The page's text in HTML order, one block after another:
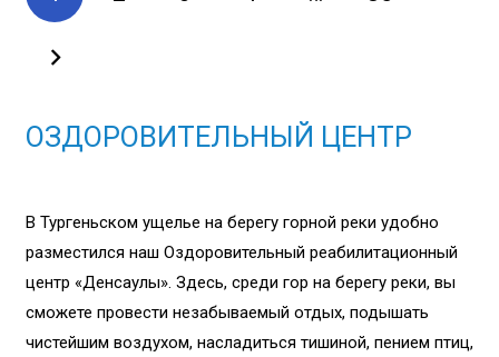
ОЗДОРОВИТЕЛЬНЫЙ ЦЕНТР
В Тургеньском ущелье на берегу горной реки удобно
разместился наш Оздоровительный реабилитационный
центр «Денсаулық». Здесь, среди гор на берегу реки, вы
сможете провести незабываемый отдых, подышать
чистейшим воздухом, насладиться тишиной, пением птиц,